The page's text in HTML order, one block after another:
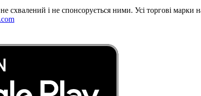
схвалений і не спонсорується ними. Усі торгові марки